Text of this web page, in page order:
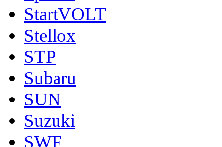
StartVOLT
Stellox
STP
Subaru
SUN
Suzuki
SWF